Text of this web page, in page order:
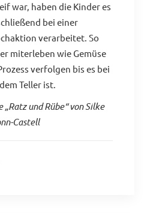
war, haben die Kinder es
bei einer
verarbeitet. So
miterleben wie Gemüse
verfolgen bis es bei
Teller ist.
und Rübe“ von Silke
Castell